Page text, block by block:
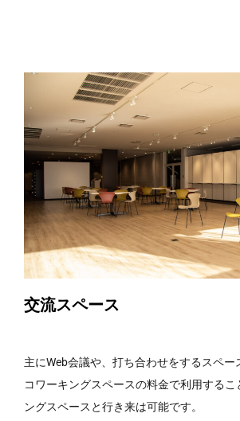
交流スペース
主にWeb会議や、打ち合わせをするスペー
コワーキングスペースの料金で利用するこ
ングスペースと行き来は可能です。